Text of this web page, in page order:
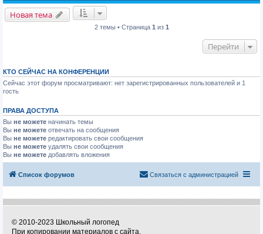
Новая тема
2 темы • Страница 1 из 1
Перейти
КТО СЕЙЧАС НА КОНФЕРЕНЦИИ
Сейчас этот форум просматривают: нет зарегистрированных пользователей и 1
гость
ПРАВА ДОСТУПА
Вы не можете начинать темы
Вы не можете отвечать на сообщения
Вы не можете редактировать свои сообщения
Вы не можете удалять свои сообщения
Вы не можете добавлять вложения
Список форумов Связаться с администрацией
© 2010-2023 Школьный логопед
При копировании материалов с сайта,